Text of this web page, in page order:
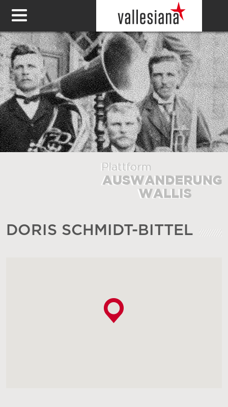
DORIS SCHMIDT-BITTEL